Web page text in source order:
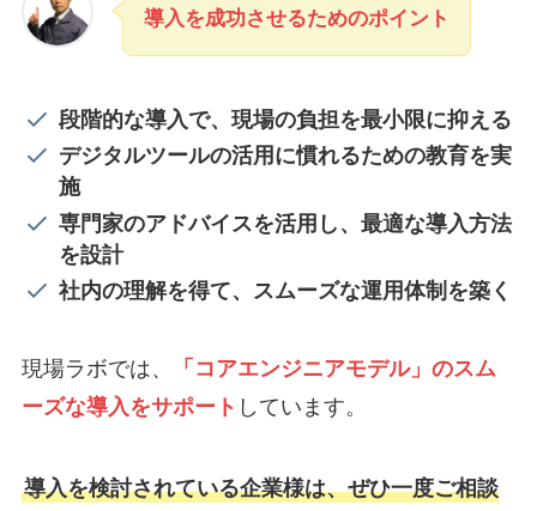
導入を成功させるためのポイント
段階的な導入で、現場の負担を最小限に抑える
デジタルツールの活用に慣れるための教育を実
施
専門家のアドバイスを活用し、最適な導入方法
を設計
社内の理解を得て、スムーズな運用体制を築く
現場ラボでは、
「コアエンジニアモデル」のスム
ーズな導入をサポート しています。
導入を検討されている企業様は、ぜひ一度ご相談